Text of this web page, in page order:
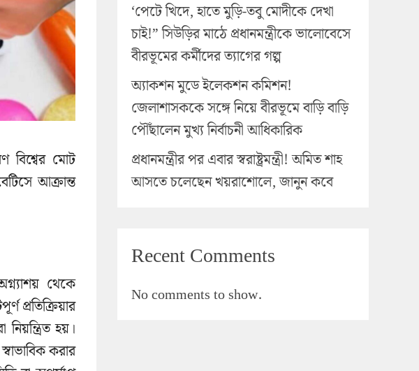
বিশ্বের মোট
আক্রান্ত
থেকে
প্রতিক্রিয়ার
হয়।
করার
‘পেটে খিদে, হাতে মুড়ি-তবু মোদীকে দেখা
চাই!” সিউড়ির মাঠে প্রধানমন্ত্রীকে ভালোবেসে
বীরভূমের কর্মীদের ত্যাগের গল্প
অ্যাকশন মুডে ইলেকশন কমিশন!
জেলাশাসককে সঙ্গে নিয়ে বীরভূমে বাড়ি বাড়ি
পৌঁছালেন মুখ্য নির্বাচনী আধিকারিক
প্রধানমন্ত্রীর পর এবার স্বরাষ্ট্রমন্ত্রী! অমিত শাহ
আসতে চলেছেন খয়রাশোলে, জানুন কবে
Recent Comments
No comments to show.